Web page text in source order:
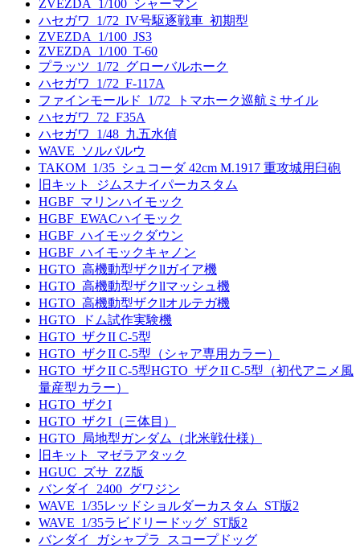
ZVEZDA_1/100_シャーマン
ハセガワ_1/72_IV号駆逐戦車_初期型
ZVEZDA_1/100_JS3
ZVEZDA_1/100_T-60
プラッツ_1/72_グローバルホーク
ハセガワ_1/72_F-117A
ファインモールド_1/72_トマホーク巡航ミサイル
ハセガワ_72_F35A
ハセガワ_1/48_九五水偵
WAVE_ソルバルウ
TAKOM_1/35_シュコーダ 42cm M.1917 重攻城用臼砲
旧キット_ジムスナイパーカスタム
HGBF_マリンハイモック
HGBF_EWACハイモック
HGBF_ハイモックダウン
HGBF_ハイモックキャノン
HGTO_高機動型ザクllガイア機
HGTO_高機動型ザクllマッシュ機
HGTO_高機動型ザクllオルテガ機
HGTO_ドム試作実験機
HGTO_ザクII C-5型
HGTO_ザクII C-5型（シャア専用カラー）
HGTO_ザクII C-5型HGTO_ザクII C-5型（初代アニメ風
量産型カラー）
HGTO_ザクI
HGTO_ザクI（三体目）
HGTO_局地型ガンダム（北米戦仕様）
旧キット_マゼラアタック
HGUC_ズサ_ZZ版
バンダイ_2400_グワジン
WAVE_1/35レッドショルダーカスタム_ST版2
WAVE_1/35ラビドリードッグ_ST版2
バンダイ_ガシャプラ_スコープドッグ